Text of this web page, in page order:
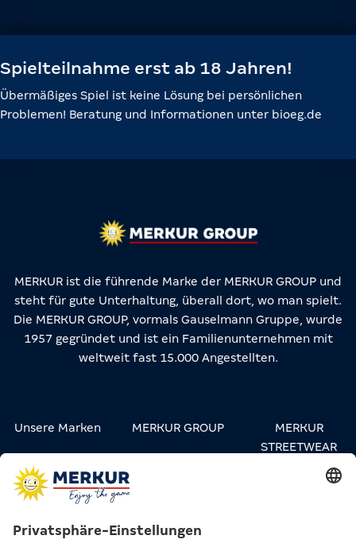
Spielteilnahme erst ab 18 Jahren!
Übermäßiges Spiel ist keine Lösung bei persönlichen
Problemen! Beratung und Informationen unter bioeg.de
MERKUR ist die führende Marke der MERKUR GROUP und
steht für gute Unterhaltung, überall dort, wo man spielt.
Die MERKUR GROUP, vormals Gauselmann Gruppe, wurde
1957 gegründet und ist ein Familienunternehmen mit
weltweit fast 15.000 Angestellten.
Unsere Marken MERKUR GROUP
MERKUR
STREETWEAR
Karriere